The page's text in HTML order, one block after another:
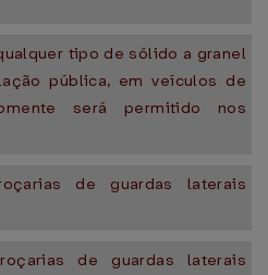
tipo de sólido a granel
pública, em veículos de
será permitido nos
de guardas laterais
de guardas laterais